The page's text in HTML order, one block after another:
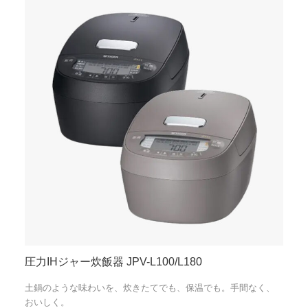
圧力IHジャー炊飯器 JPV-L100/L180
土鍋のような味わいを、炊きたてでも、保温でも。手間なく、
おいしく。